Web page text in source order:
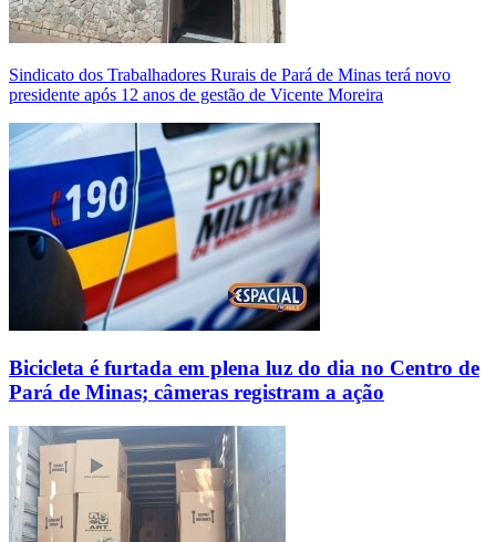
Sindicato dos Trabalhadores Rurais de Pará de Minas terá novo
presidente após 12 anos de gestão de Vicente Moreira
Bicicleta é furtada em plena luz do dia no Centro de
Pará de Minas; câmeras registram a ação